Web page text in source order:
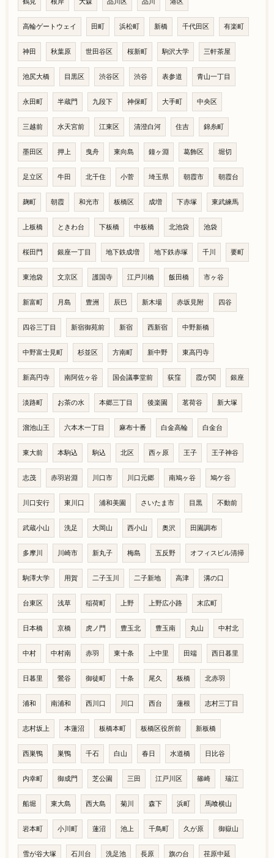
鶴見 根岸 大森 品川区 品川 港区
高輪ゲートウェイ 田町 浜松町 新橋 千代田区 有楽町
神田 秋葉原 世田谷区 桜新町 駒沢大学 三軒茶屋
池尻大橋 目黒区 渋谷区 渋谷 表参道 青山一丁目
永田町 半蔵門 九段下 神保町 大手町 中央区
三越前 水天宮前 江東区 清澄白河 住吉 錦糸町
墨田区 押上 曳舟 東向島 鐘ヶ淵 葛飾区 堀切
足立区 牛田 北千住 小菅 埼玉県 朝霞市 朝霞台
麹町 朝霞 和光市 板橋区 成増 下赤塚 東武練馬
上板橋 ときわ台 下板橋 中板橋 北池袋 池袋
桜田門 銀座一丁目 地下鉄成増 地下鉄赤塚 千川 要町
東池袋 文京区 護国寺 江戸川橋 飯田橋 市ヶ谷
新富町 月島 豊洲 辰巳 新木場 赤坂見附 四谷
四谷三丁目 新宿御苑前 新宿 西新宿 中野新橋
中野富士見町 杉並区 方南町 新中野 東高円寺
新高円寺 南阿佐ヶ谷 国会議事堂前 荻窪 霞が関 銀座
淡路町 お茶の水 本郷三丁目 後楽園 茗荷谷 新大塚
溜池山王 六本木一丁目 麻布十番 白金高輪 白金台
東大前 本駒込 駒込 北区 西ヶ原 王子 王子神谷
志茂 赤羽岩淵 川口市 川口元郷 南鳩ヶ谷 鳩ケ谷
川口安行 東川口 浦和美園 さいたま市 目黒 不動前
武蔵小山 洗足 大岡山 西小山 奥沢 田園調布
多摩川 川崎市 新丸子 梅島 五反野 オフィスビル清掃
駒澤大学 用賀 二子玉川 二子新地 高津 溝の口
台東区 浅草 稲荷町 上野 上野広小路 末広町
日本橋 京橋 虎ノ門 豊玉北 豊玉南 丸山 中村北
中村 中村南 赤羽 東十条 上中里 田端 西日暮里
日暮里 鶯谷 御徒町 十条 尾久 板橋 北赤羽
浦和 南浦和 西川口 川口 西台 蓮根 志村三丁目
志村坂上 本蓮沼 板橋本町 板橋区役所前 新板橋
西巣鴨 巣鴨 千石 白山 春日 水道橋 日比谷
内幸町 御成門 芝公園 三田 江戸川区 篠崎 瑞江
船堀 東大島 西大島 菊川 森下 浜町 馬喰横山
岩本町 小川町 蓮沼 池上 千鳥町 久が原 御嶽山
雪が谷大塚 石川台 洗足池 長原 旗の台 荏原中延